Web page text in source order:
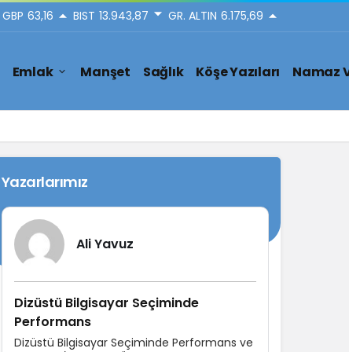
GBP 63,16 BIST 13.943,87 GR. ALTIN 6.175,69
Emlak Manşet Sağlık Köşe Yazıları Namaz
Yazarlarımız
Ali Yavuz
Dizüstü Bilgisayar Seçiminde
Performans
Dizüstü Bilgisayar Seçiminde Performans ve